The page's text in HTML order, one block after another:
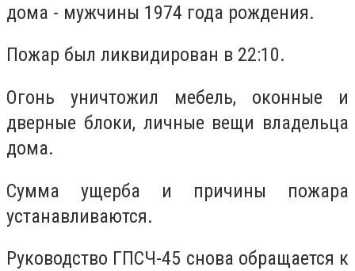
дома - мужчины 1974 года рождения.
Пожар был ликвидирован в 22:10.
Огонь уничтожил мебель, оконные и
дверные блоки, личные вещи владельца
дома.
Сумма ущерба и причины пожара
устанавливаются.
Руководство ГПСЧ-45 снова обращается к